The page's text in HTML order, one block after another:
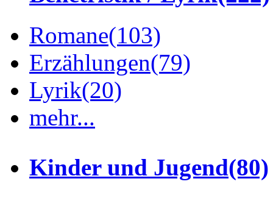
Romane(103)
Erzählungen(79)
Lyrik(20)
mehr...
Kinder und Jugend(80)